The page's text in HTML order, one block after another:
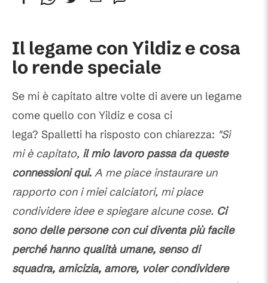
Il legame con Yildiz e cosa
lo rende speciale
Se mi è capitato altre volte di avere un legame
come quello con Yildiz e cosa ci
lega? Spalletti ha risposto con chiarezza: "Sì
mi è capitato, il mio lavoro passa da queste
connessioni qui. A me piace instaurare un
rapporto con i miei calciatori, mi piace
condividere idee e spiegare alcune cose. Ci
sono delle persone con cui diventa più facile
perché hanno qualità umane, senso di
squadra, amicizia, amore, voler condividere